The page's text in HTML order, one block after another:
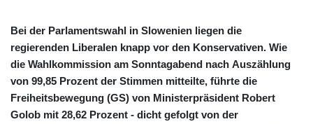
Bei der Parlamentswahl in Slowenien liegen die
regierenden Liberalen knapp vor den Konservativen. Wie
die Wahlkommission am Sonntagabend nach Auszählung
von 99,85 Prozent der Stimmen mitteilte, führte die
Freiheitsbewegung (GS) von Ministerpräsident Robert
Golob mit 28,62 Prozent - dicht gefolgt von der